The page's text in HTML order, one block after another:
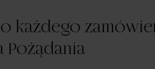
każdego
Pożądania